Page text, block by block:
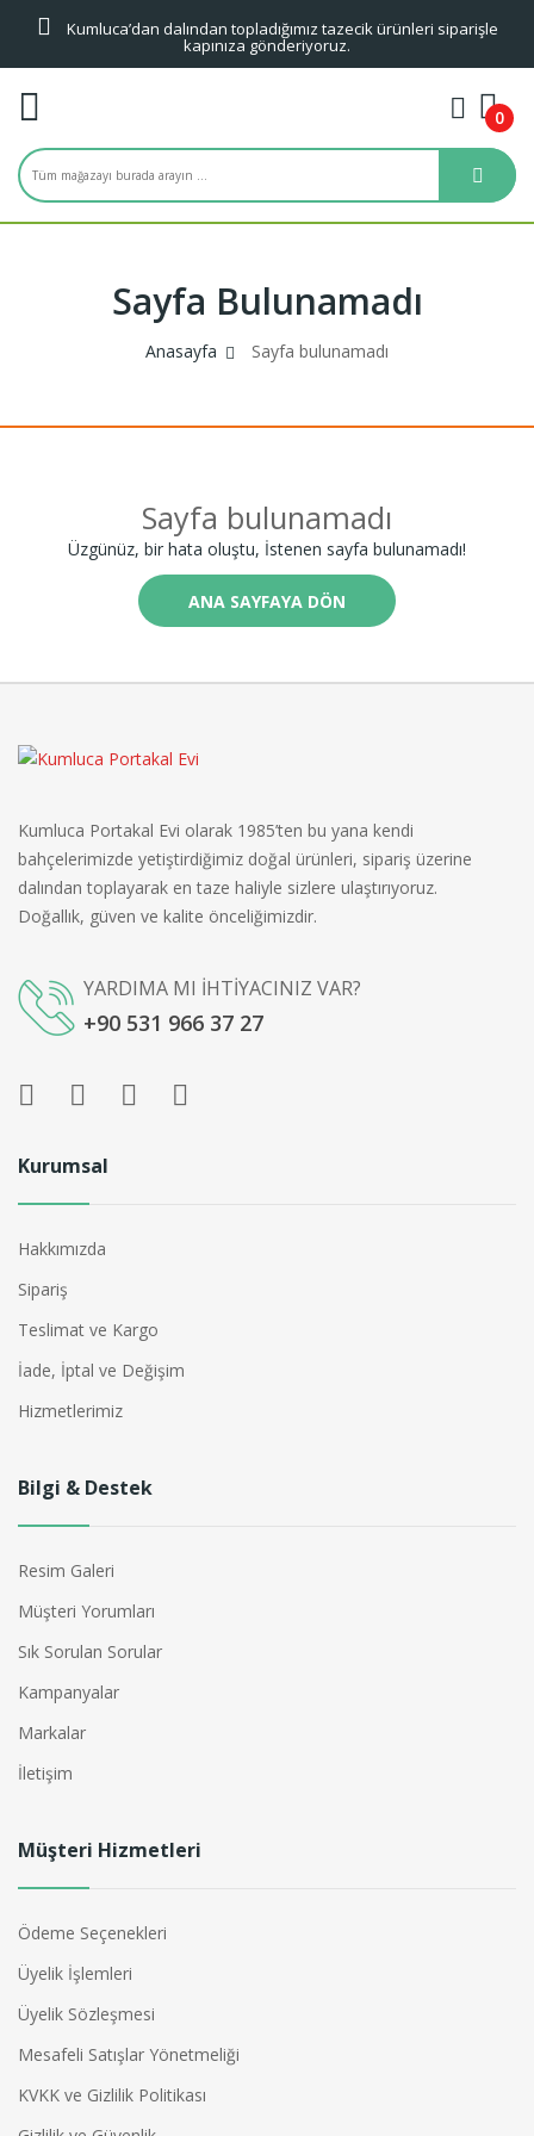
Kumluca’dan dalından topladığımız tazecik ürünleri siparişle
kapınıza gönderiyoruz.
0
Sayfa Bulunamadı
Anasayfa Sayfa bulunamadı
Sayfa bulunamadı
Üzgünüz, bir hata oluştu, İstenen sayfa bulunamadı!
ANA SAYFAYA DÖN
Kumluca Portakal Evi olarak 1985’ten bu yana kendi
bahçelerimizde yetiştirdiğimiz doğal ürünleri, sipariş üzerine
dalından toplayarak en taze haliyle sizlere ulaştırıyoruz.
Doğallık, güven ve kalite önceliğimizdir.
YARDIMA MI İHTİYACINIZ VAR?
+90 531 966 37 27
Kurumsal
Hakkımızda
Sipariş
Teslimat ve Kargo
İade, İptal ve Değişim
Hizmetlerimiz
Bilgi & Destek
Resim Galeri
Müşteri Yorumları
Sık Sorulan Sorular
Kampanyalar
Markalar
İletişim
Müşteri Hizmetleri
Ödeme Seçenekleri
Üyelik İşlemleri
Üyelik Sözleşmesi
Mesafeli Satışlar Yönetmeliği
KVKK ve Gizlilik Politikası